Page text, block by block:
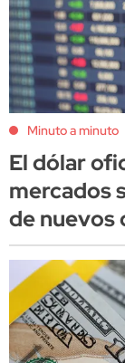
Minuto a minuto
El dólar
mercados
de nuevos